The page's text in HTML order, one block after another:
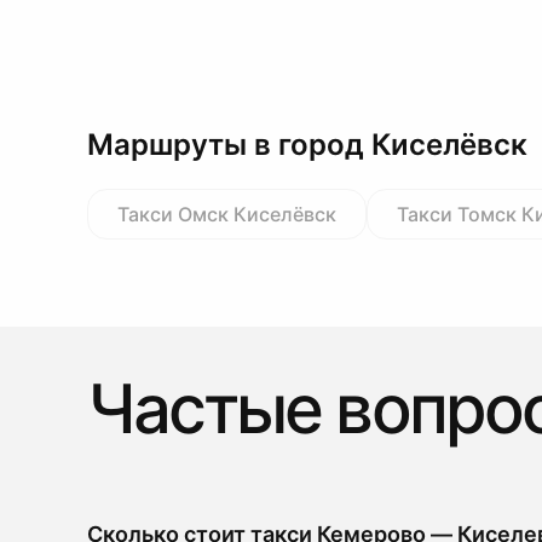
Маршруты в город Киселёвск
Такси Омск Киселёвск Такси Томск
Частые
Сколько стоит такси Кемерово —